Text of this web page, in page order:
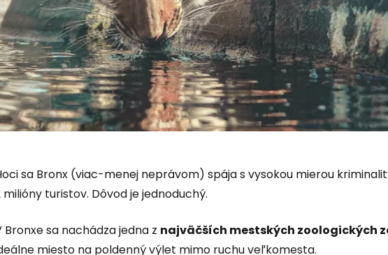
sa Bronx (viac-menej neprávom) spája s vysokou mierou
milióny turistov. Dôvod je jednoduchý.
Bronxe sa nachádza jedna z najväčších mestských zoologických
miesto na poldenný výlet mimo ruchu veľkomesta.